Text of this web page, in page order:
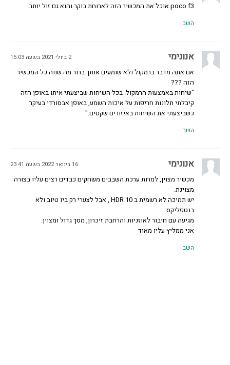
poco f3 אוכל את המכשיר הזה לארוחת בוקר והוא גם זול יותר.
השב
אנונימי 2 ביולי 2021 בשעה 15:03
אם אתה מדבר ברמקול ולא שומעים אותך ברור מה שווה כל המכשיר
הזה ???
"שיחות באמצעות הרמקול. בכל השיחות שביצעתי איתו באופן הזה
קיבלתי תלונות חריפות על איכות השמע, באופן אבסורדי בעיקר
כשביצעתי את השיחות באיזורים שקטים."
השב
אנונימי 16 בינואר 2022 בשעה 23:41
מכשיר מצוין, למרות ערכת השבבים משחקים כבדים רצים עליו בצורה
מצוינת.
יש תמיכה לא רשמית ב HDR 10 , אבל לצערי רק ביו טיוב ולא
בנטפליקס.
מגיעה עם חיבור לאוזניות והרחבת זיכרון, מסך גדול ומצוין.
אני ממליץ עליו מאוד
השב